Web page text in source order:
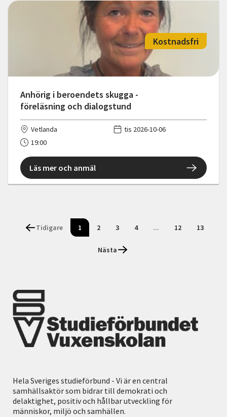
Anhörig i beroendets skugga -
föreläsning och dialogstund
Kostnadsfri
Vetlanda
tis 2026-10-06
19:00
Läs mer och anmäl
Tidigare 1 2 3 4 ... 12 13
Nästa
Hela Sveriges studieförbund - Vi är en central
samhällsaktör som bidrar till demokrati och
delaktighet, positiv och hållbar utveckling för
människor, miljö och samhällen.